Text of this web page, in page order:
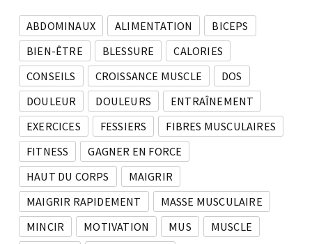
ABDOMINAUX ALIMENTATION
BICEPS
BIEN-ÊTRE
BLESSURE
CALORIES
CONSEILS
CROISSANCE MUSCLE
DOS
DOULEUR
DOULEURS
ENTRAÎNEMENT
EXERCICES
FESSIERS
FIBRES MUSCULAIRES
FITNESS
GAGNER EN FORCE
HAUT DU CORPS
MAIGRIR
MAIGRIR RAPIDEMENT
MASSE MUSCULAIRE
MINCIR
MOTIVATION MUS
MUSCLE